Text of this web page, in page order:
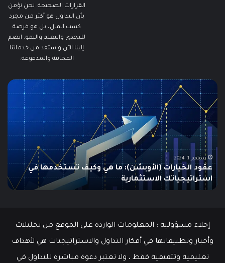
القرارات الصحيحة. نحن نؤمن
بأن التداول هو أكثر من مجرد
كسب المال، بل هو فرصة
للتحدي والتعلم والنمو. انضم
إلينا الآن واستفد من خدماتنا
المجانية والمدفوعة.
ما
هو
الـ
Swing
دليلك
الشامل
للمبتدئين
يونيو 10, 2025
ما هو الـ Swing Trading؟ دليلك الشامل للمبتدئين
إخلاء مسؤولية : المعلومات الواردة على الموقع من تحليلات
وأخبار وتطبيقاتها في أفكار التداول والاستراتيجيات هي لأهداف
تعليمية وتثقيفية فقط ، ولا تعتبر دعوة مباشرة للتداول في